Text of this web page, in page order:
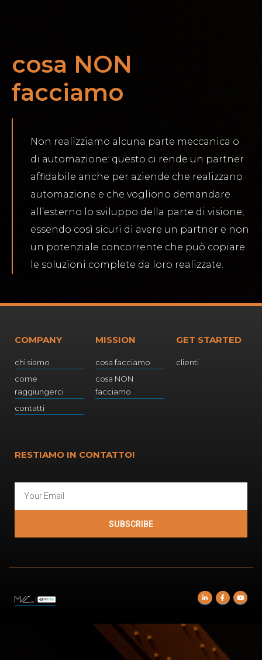
cosa NON
facciamo
Non realizziamo alcuna parte meccanica o
di automazione: questo ci rende un partner
affidabile anche per aziende che realizzano
automazione e che vogliono demandare
all’esterno lo sviluppo della parte di visione,
essendo così sicuri di avere un partner e non
un potenziale concorrente che può copiare
le soluzioni complete da loro realizzate.
COMPANY
chi siamo
come
raggiungerci
contatti
MISSION
cosa facciamo
cosa NON
facciamo
GET STARTED
clienti
RESTIAMO IN CONTATTO!
SUBSCRIBE